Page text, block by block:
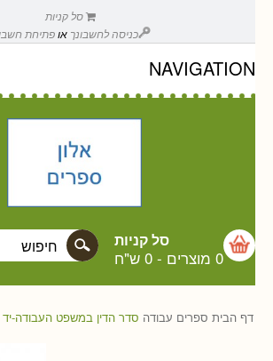
סל קניות
כניסה לחשבונך אופתיחת
NAVIGATION
סל קניות
0 מוצרים - 0 ש"ח
דף הבית ספרים עבודה סדר הדין במשפט העבודה-יד